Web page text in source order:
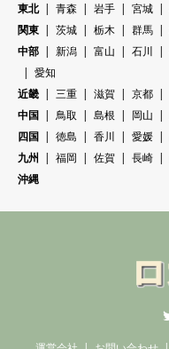
東北
青森 岩手 宮城
関東
茨城 栃木 群馬
中部
新潟 富山 石川
愛知
近畿
三重 滋賀 京都
中国
鳥取 島根 岡山
四国
徳島 香川 愛媛
九州
福岡 佐賀 長崎
沖縄